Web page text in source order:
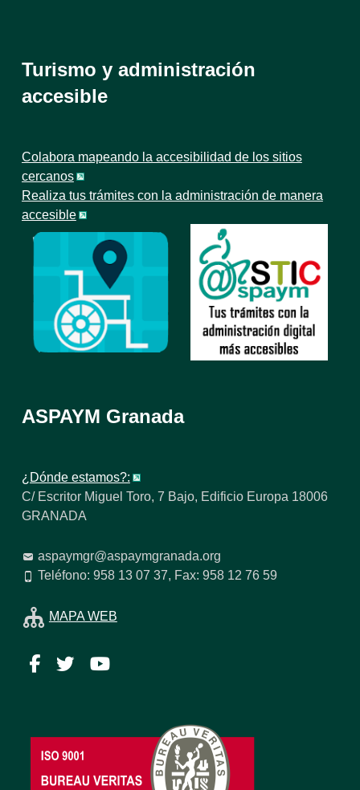
Turismo y administración
accesible
Colabora mapeando la accesibilidad de los sitios
cercanos
Realiza tus trámites con la administración de manera
accesible
ASPAYM Granada
¿Dónde estamos?:
C/ Escritor Miguel Toro, 7 Bajo, Edificio Europa 18006
GRANADA
aspaymgr@aspaymgranada.org
Teléfono: 958 13 07 37, Fax: 958 12 76 59
MAPA WEB
Facebook
TwitterYouTube